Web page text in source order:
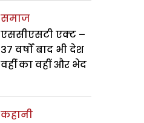
समाज
एससीएसटी एक्ट –
37 वर्षों बाद भी देश
वहीं का वहीं और भेद
कहानी